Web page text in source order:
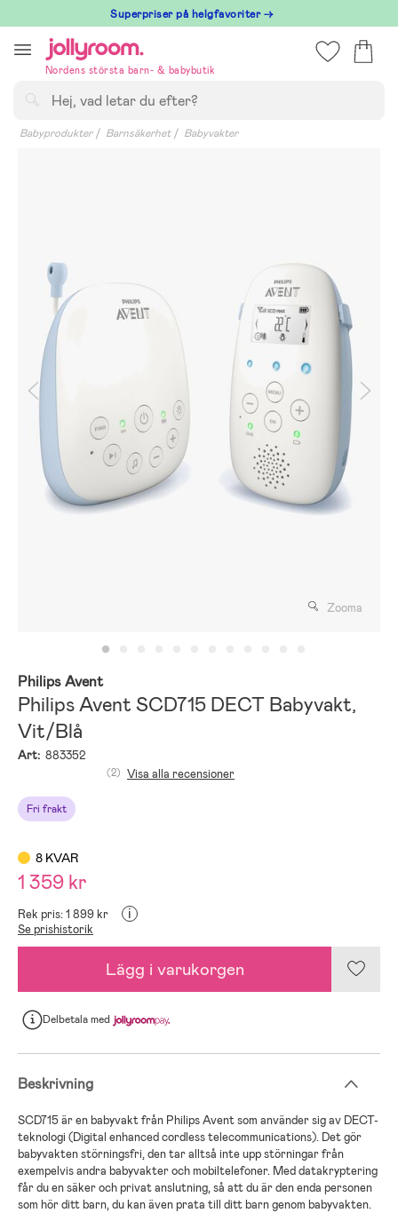
till
innehållet
Superpriser på helgfavoriter →
Nordens största barn- & babybutik
Babyprodukter Barnsäkerhet Babyvakter
Zooma
Philips Avent
Philips Avent SCD715 DECT Babyvakt,
Vit/Blå
Art: 883352
Fri frakt
(2) Visa alla recensioner
8 KVAR
1 359 kr
Rek pris: 1 899 kr i
Se prishistorik
Lägg i varukorgen
Delbetalamed
Beskrivning
SCD715 är en babyvakt från Philips Avent som använder sig av DECT-
teknologi (Digital enhanced cordless telecommunications). Det gör
babyvakten störningsfri, den tar alltså inte upp störningar från
exempelvis andra babyvakter och mobiltelefoner. Med datakryptering
får du en säker och privat anslutning, så att du är den enda personen
som hör ditt barn, du kan även prata till ditt barn genom babyvakten.